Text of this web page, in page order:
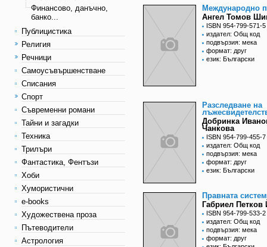
Финансово, данъчно,
банко...
Публицистика
Религия
Речници
Самоусъвършенстване
Списания
Спорт
Съвременни романи
Тайни и загадки
Техника
Трилъри
Фантастика, Фентъзи
Хоби
Хумористични
e-books
Художествена проза
Пътеводители
Астрология
Международно
Ангел Томов
ISBN 954-799-571-5
издател: Общ код
подвързия: мека
формат: друг
език: Български
Разследване на
Добринка
Чанкова
ISBN 954-799-455-7
издател: Общ код
подвързия: мека
формат: друг
език: Български
Правната
Габриел Петков
ISBN 954-799-533-2
издател: Общ код
подвързия: мека
формат: друг